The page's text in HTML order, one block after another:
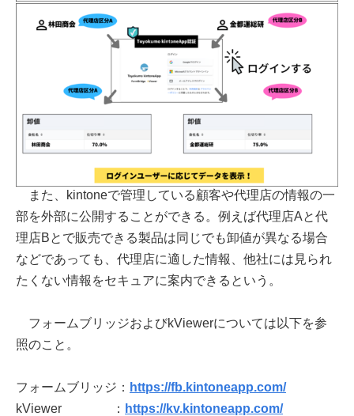
また、kintoneで管理している顧客や代理店の情報の一
部を外部に公開することができる。例えば代理店Aと代
理店Bとで販売できる製品は同じでも卸値が異なる場合
などであっても、代理店に適した情報、他社には見られ
たくない情報をセキュアに案内できるという。
フォームブリッジおよびkViewerについては以下を参
照のこと。
フォームブリッジ： https://fb.kintoneapp.com/
kViewer ： https://kv.kintoneapp.com/